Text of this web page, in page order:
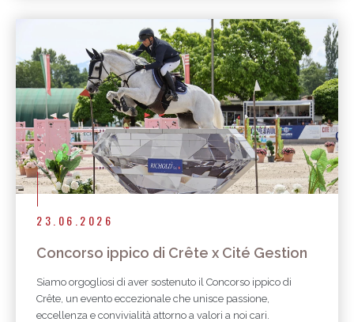
23.06.2026
Concorso ippico di Crête x Cité Gestion
Siamo orgogliosi di aver sostenuto il Concorso ippico di
Crête, un evento eccezionale che unisce passione,
eccellenza e convivialità attorno a valori a noi cari.